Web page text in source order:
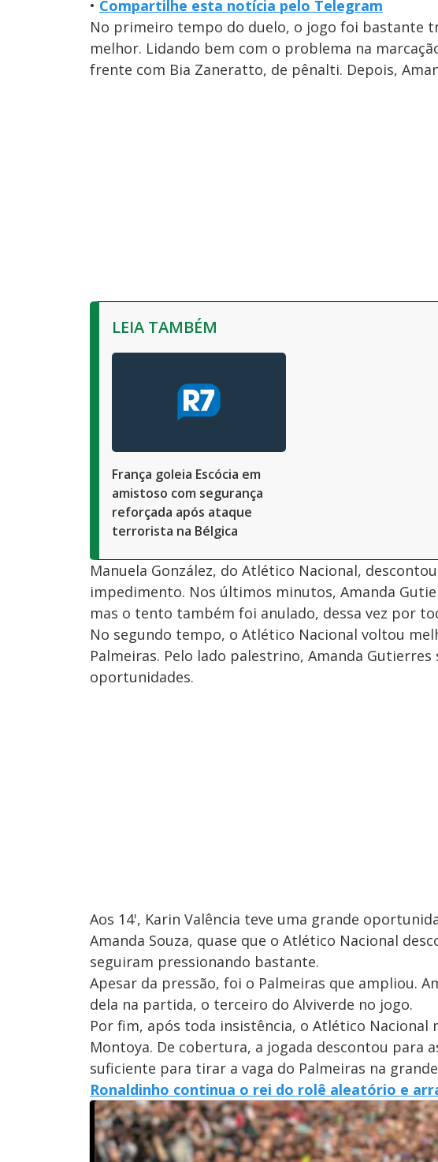
• Compartilhe esta notícia pelo Telegram
No primeiro tempo do duelo, o jogo foi bastante
melhor. Lidando bem com o problema na
frente com Bia Zaneratto, de pênalti. Depois,
LEIA TAMBÉM
França goleia Escócia em
amistoso com segurança
reforçada após ataque
terrorista na Bélgica
Manuela González, do Atlético Nacional,
impedimento. Nos últimos minutos, Amanda
mas o tento também foi anulado, dessa vez por
No segundo tempo, o Atlético Nacional voltou
Palmeiras. Pelo lado palestrino, Amanda
oportunidades.
Aos 14', Karin Valência teve uma grande
Amanda Souza, quase que o Atlético Nacional
seguiram pressionando bastante.
Apesar da pressão, foi o Palmeiras que ampliou.
dela na partida, o terceiro do Alviverde no jogo.
Por fim, após toda insistência, o Atlético Nacional
Montoya. De cobertura, a jogada descontou para
suficiente para tirar a vaga do Palmeiras na
Ronaldinho continua o rei do rolê aleatório e